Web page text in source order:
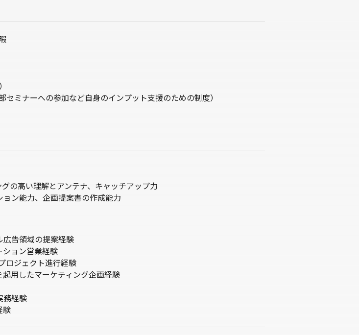
セミナーへの参加など自身のインプット支援のための制度）
の高い理解とアンテナ、キャッチアップ力
ン能力、企画提案書の作成能力
広告領域の提案経験
ョン営業経験
ロジェクト進行経験
用したマーケティング企画経験
務経験
験